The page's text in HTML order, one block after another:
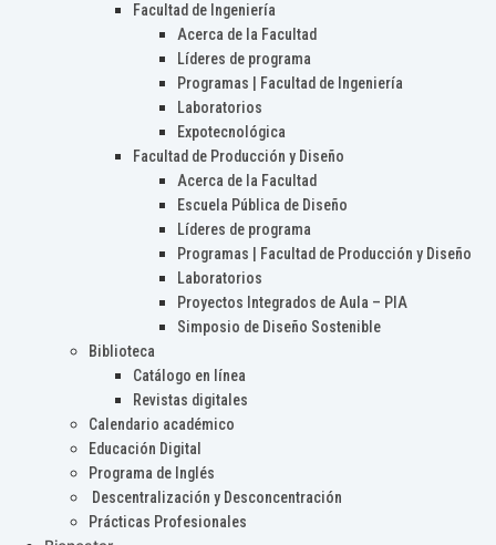
Facultad de Ingeniería
Acerca de la Facultad
Líderes de programa
Programas | Facultad de Ingeniería
Laboratorios
Expotecnológica
Facultad de Producción y Diseño
Acerca de la Facultad
Escuela Pública de Diseño
Líderes de programa
Programas | Facultad de Producción y Diseño
Laboratorios
Proyectos Integrados de Aula – PIA
Simposio de Diseño Sostenible
Biblioteca
Catálogo en línea
Revistas digitales
Calendario académico
Educación Digital
Programa de Inglés
Descentralización y Desconcentración
Prácticas Profesionales